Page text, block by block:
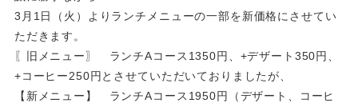
3月1日（火）よりランチメニューの一部を新価格にさせてい
ただきます。
〖旧メニュー〗 ランチAコース1350円、+デザート350円、
+コーヒー250円とさせていただいておりましたが、
【新メニュー】 ランチAコース1950円（デザート、コーヒ